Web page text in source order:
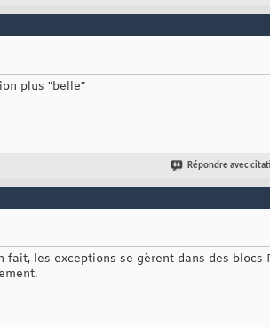
plus "belle"
Répondre avec
les exceptions se gèrent dans des blocs